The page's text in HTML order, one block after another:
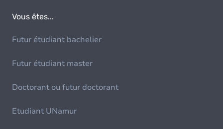
Vous êtes...
Futur étudiant bachelier
Futur étudiant master
Doctorant ou futur doctorant
Etudiant UNamur